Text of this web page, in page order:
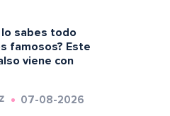
lo sabes todo
famosos? Este
viene con
07-08-2026